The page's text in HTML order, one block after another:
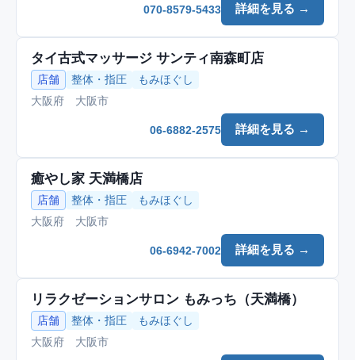
詳細を見る →
070-8579-5433
タイ古式マッサージ サンティ南森町店
店舗 整体・指圧
もみほぐし
大阪府 大阪市
詳細を見る →
06-6882-2575
癒やし家 天満橋店
店舗 整体・指圧
もみほぐし
大阪府 大阪市
詳細を見る →
06-6942-7002
リラクゼーションサロン もみっち（天満橋）
店舗 整体・指圧
もみほぐし
大阪府 大阪市